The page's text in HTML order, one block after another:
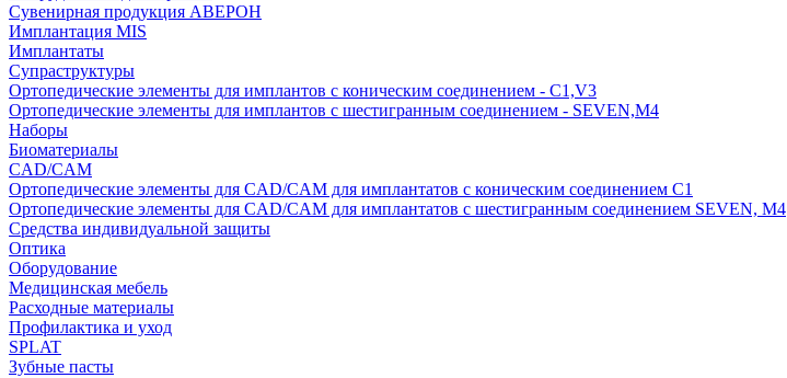
Сувенирная продукция АВЕРОН
Имплантация MIS
Имплантаты
Супраструктуры
Ортопедические элементы для имплантов с коническим соединением - C1,V3
Ортопедические элементы для имплантов с шестигранным соединением - SEVEN,M4
Наборы
Биоматериалы
CAD/CAM
Ортопедические элементы для CAD/CAM для имплантатов с коническим соединением С1
Ортопедические элементы для CAD/CAM для имплантатов с шестигранным соединением SEVEN, М4
Средства индивидуальной защиты
Оптика
Оборудование
Медицинская мебель
Расходные материалы
Профилактика и уход
SPLAT
Зубные пасты